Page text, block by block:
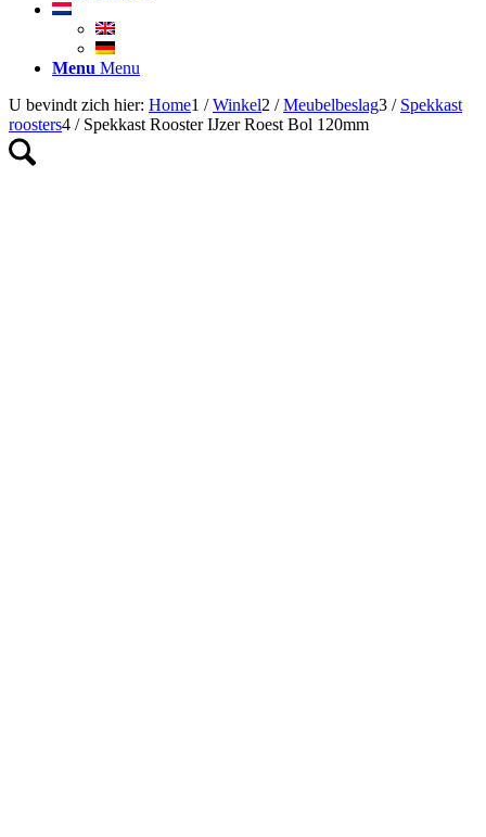
Menu Menu
U bevindt zich hier: Home1 / Winkel2 / Meubelbeslag3 / Spekkast
roosters4 / Spekkast Rooster IJzer Roest Bol 120mm